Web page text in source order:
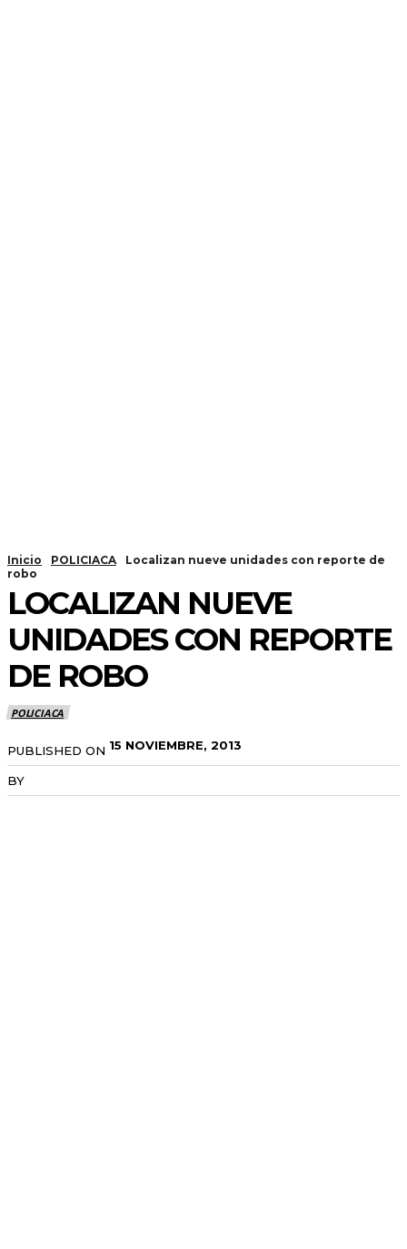
Inicio POLICIACA
Localizan nueve unidades con reporte de
robo
LOCALIZAN NUEVE
UNIDADES CON REPORTE
DE ROBO
POLICIACA
PUBLISHED ON 15 NOVIEMBRE, 2013
BY